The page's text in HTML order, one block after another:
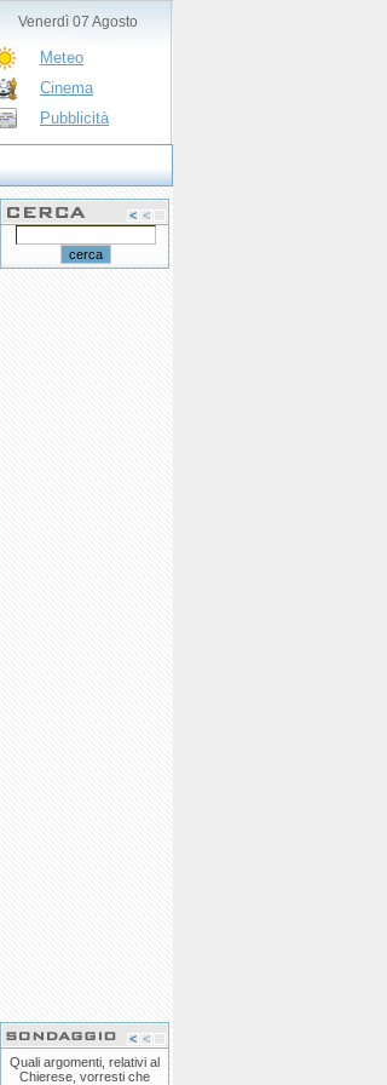
Venerdì 07 Agosto
Meteo
Cinema
Pubblicità
Quali argomenti, relativi al
Chierese, vorresti che